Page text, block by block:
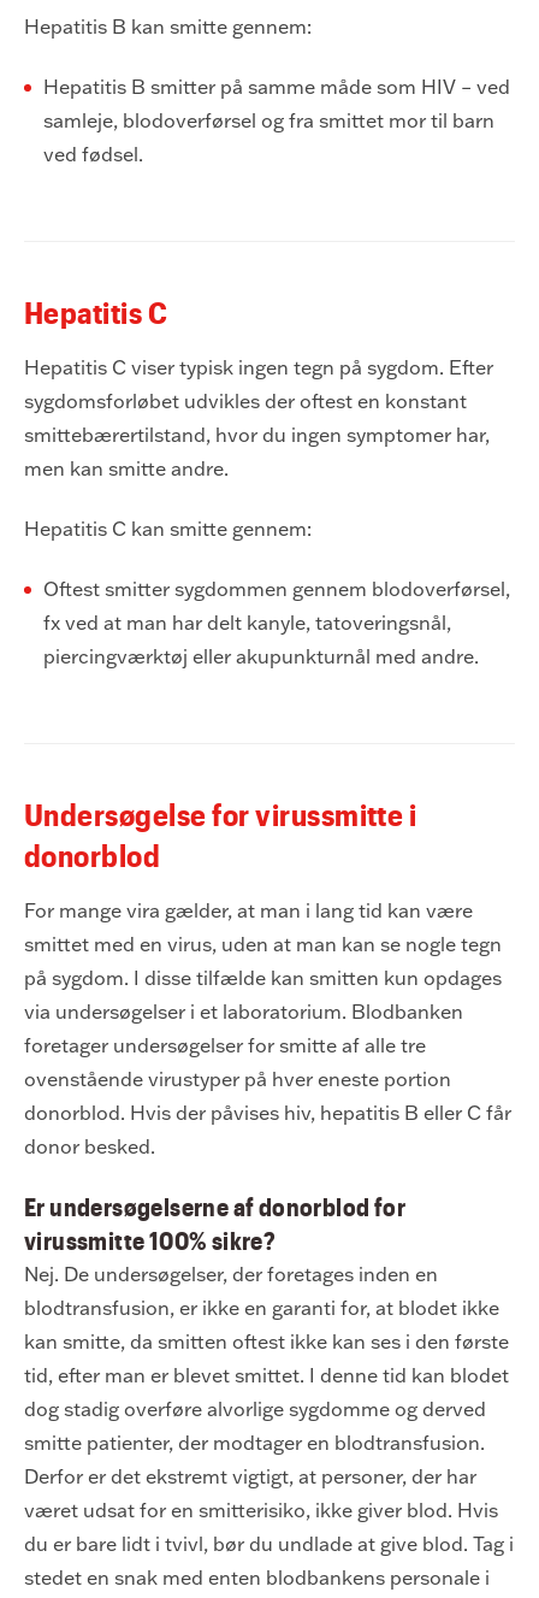
Hepatitis B kan smitte gennem:
Hepatitis B smitter på samme måde som HIV – ved
samleje, blodoverførsel og fra smittet mor til barn
ved fødsel.
Hepatitis C
Hepatitis C viser typisk ingen tegn på sygdom. Efter
sygdomsforløbet udvikles der oftest en konstant
smittebærertilstand, hvor du ingen symptomer har,
men kan smitte andre.
Hepatitis C kan smitte gennem:
Oftest smitter sygdommen gennem blodoverførsel,
fx ved at man har delt kanyle, tatoveringsnål,
piercingværktøj eller akupunkturnål med andre.
Undersøgelse for virussmitte i
donorblod
For mange vira gælder, at man i lang tid kan være
smittet med en virus, uden at man kan se nogle tegn
på sygdom. I disse tilfælde kan smitten kun opdages
via undersøgelser i et laboratorium. Blodbanken
foretager undersøgelser for smitte af alle tre
ovenstående virustyper på hver eneste portion
donorblod. Hvis der påvises hiv, hepatitis B eller C får
donor besked.
Er undersøgelserne af donorblod for
virussmitte 100% sikre?
Nej. De undersøgelser, der foretages inden en
blodtransfusion, er ikke en garanti for, at blodet ikke
kan smitte, da smitten oftest ikke kan ses i den første
tid, efter man er blevet smittet. I denne tid kan blodet
dog stadig overføre alvorlige sygdomme og derved
smitte patienter, der modtager en blodtransfusion.
Derfor er det ekstremt vigtigt, at personer, der har
været udsat for en smitterisiko, ikke giver blod. Hvis
du er bare lidt i tvivl, bør du undlade at give blod. Tag i
stedet en snak med enten blodbankens personale i